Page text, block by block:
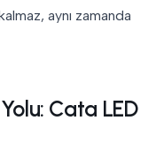
aynı zamanda
Cata LED